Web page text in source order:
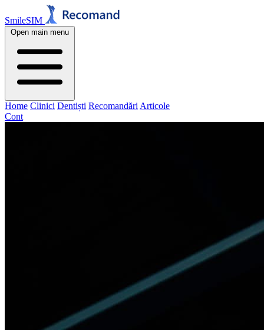
SmileSIM
Open main menu
Home Clinici Dentiști Recomandări Articole
Cont